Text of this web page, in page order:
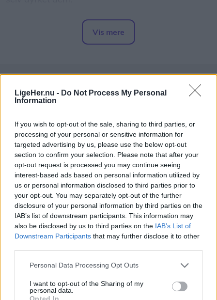
LigeHer.nu - Do Not Process My Personal
Information
If you wish to opt-out of the sale, sharing to third parties, or
processing of your personal or sensitive information for
targeted advertising by us, please use the below opt-out
section to confirm your selection. Please note that after your
opt-out request is processed you may continue seeing
interest-based ads based on personal information utilized by
us or personal information disclosed to third parties prior to
your opt-out. You may separately opt-out of the further
disclosure of your personal information by third parties on the
IAB’s list of downstream participants. This information may
also be disclosed by us to third parties on the IAB’s List of
Downstream Participants that may further disclose it to other
Personal Data Processing Opt Outs
I want to opt-out of the Sharing of my
personal data.
Opted In
I sine forældres have har han fået sin helt egen
afdeling, hvor han i foråret såede squash,
Han har også passet dem omhyggeligt frem til nu,
hvor han hver dag sætter et udvalg til salg i sin
vejbod.
Vis mere
Mennesker
Fortællinger fra en pensioneret
politimand: Grønland set gennem
Solveigs og Ulriks briller
Jørgen Ingvardsen
Følg os på Discover
06. august 2026 kl. 14.39